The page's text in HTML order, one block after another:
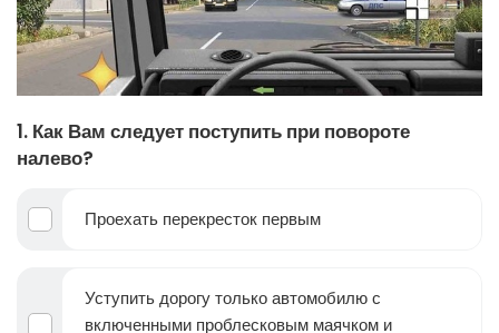
1. Как Вам следует поступить при повороте
налево?
Проехать перекресток первым
Уступить дорогу только автомобилю с
включенными проблесковым маячком и